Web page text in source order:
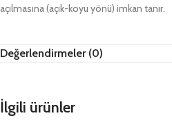
açılmasına (açık-koyu yönü) imkan tanır.
Değerlendirmeler (0)
İlgili ürünler